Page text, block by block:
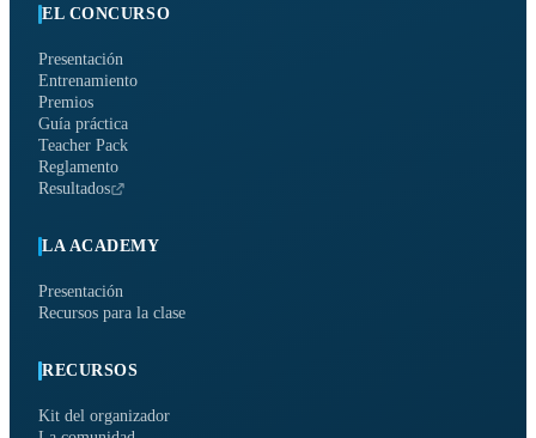
EL CONCURSO
Presentación
Entrenamiento
Premios
Guía práctica
Teacher Pack
Reglamento
Resultados
LA ACADEMY
Presentación
Recursos para la clase
RECURSOS
Kit del organizador